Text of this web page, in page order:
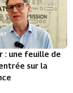
: une feuille de
sur la